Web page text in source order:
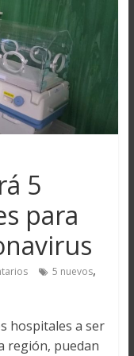
5
para
5 nuevos,
hospitales a ser
región, puedan